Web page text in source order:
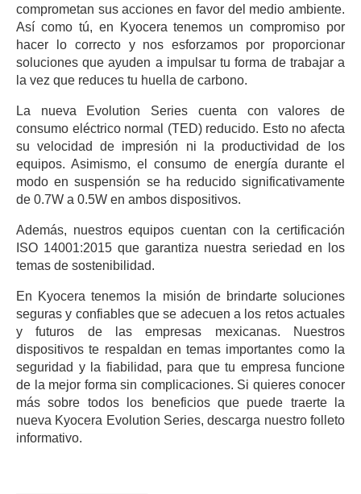
comprometan sus acciones en favor del medio ambiente.
Así como tú, en Kyocera tenemos un compromiso por
hacer lo correcto y nos esforzamos por proporcionar
soluciones que ayuden a impulsar tu forma de trabajar a
la vez que reduces tu huella de carbono.
La nueva Evolution Series cuenta con valores de
consumo eléctrico normal (TED) reducido. Esto no afecta
su velocidad de impresión ni la productividad de los
equipos. Asimismo, el consumo de energía durante el
modo en suspensión se ha reducido significativamente
de 0.7W a 0.5W en ambos dispositivos.
Además, nuestros equipos cuentan con la certificación
ISO 14001:2015 que garantiza nuestra seriedad en los
temas de sostenibilidad.
En Kyocera tenemos la misión de brindarte soluciones
seguras y confiables que se adecuen a los retos actuales
y futuros de las empresas mexicanas. Nuestros
dispositivos te respaldan en temas importantes como la
seguridad y la fiabilidad, para que tu empresa funcione
de la mejor forma sin complicaciones. Si quieres conocer
más sobre todos los beneficios que puede traerte la
nueva Kyocera Evolution Series, descarga nuestro folleto
informativo.